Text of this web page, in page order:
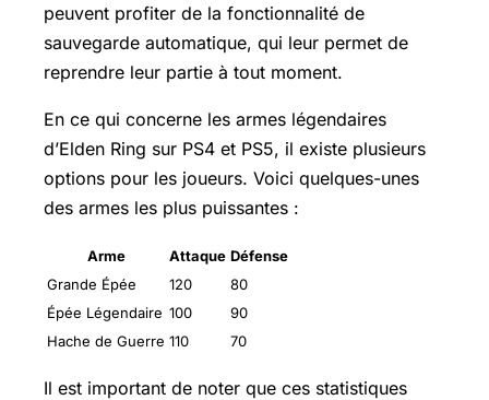
peuvent profiter de la fonctionnalité de
sauvegarde automatique, qui leur permet de
reprendre leur partie à tout moment.
En ce qui concerne les armes légendaires
d’Elden Ring sur PS4 et PS5, il existe plusieurs
options pour les joueurs. Voici quelques-unes
des armes les plus puissantes :
Arme Attaque Défense
Grande Épée
120
80
Épée Légendaire 100
90
Hache de Guerre 110 70
Il est important de noter que ces statistiques